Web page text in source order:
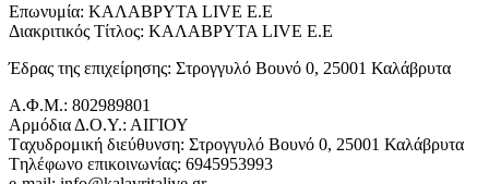
Επωνυμία: ΚΑΛΑΒΡΥΤΑ LIVE Ε.Ε
Διακριτικός Τίτλος: ΚΑΛΑΒΡΥΤΑ LIVE E.E
Έδρας της επιχείρησης: Στρογγυλό Βουνό 0, 25001 Καλάβρυτα
Α.Φ.Μ.: 802989801
Αρμόδια Δ.Ο.Υ.: ΑΙΓΙΟΥ
Tαχυδρομική διεύθυνση: Στρογγυλό Βουνό 0, 25001 Καλάβρυτα
Tηλέφωνο επικοινωνίας: 6945953993